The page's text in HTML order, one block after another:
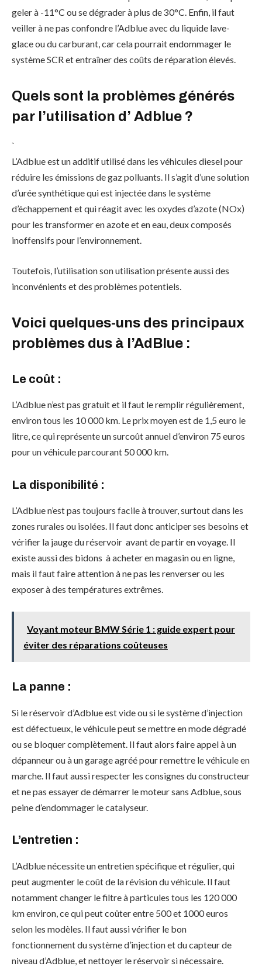
geler à -11°C ou se dégrader à plus de 30°C. Enfin, il faut
veiller à ne pas confondre l’Adblue avec du liquide lave-
glace ou du carburant, car cela pourrait endommager le
système SCR et entraîner des coûts de réparation élevés.
Quels sont la problèmes générés
par l’utilisation d’ Adblue ?
`
L’Adblue est un additif utilisé dans les véhicules diesel pour
réduire les émissions de gaz polluants. Il s’agit d’une solution
d’urée synthétique qui est injectée dans le système
d’échappement et qui réagit avec les oxydes d’azote (NOx)
pour les transformer en azote et en eau, deux composés
inoffensifs pour l’environnement.
Toutefois, l’utilisation son utilisation présente aussi des
inconvénients et des problèmes potentiels.
Voici quelques-uns des principaux
problèmes dus à l’AdBlue :
Le coût :
L’Adblue n’est pas gratuit et il faut le remplir régulièrement,
environ tous les 10 000 km. Le prix moyen est de 1,5 euro le
litre, ce qui représente un surcoût annuel d’environ 75 euros
pour un véhicule parcourant 50 000 km.
La disponibilité :
L’Adblue n’est pas toujours facile à trouver, surtout dans les
zones rurales ou isolées. Il faut donc anticiper ses besoins et
vérifier la jauge du réservoir avant de partir en voyage. Il
existe aussi des bidons à acheter en magasin ou en ligne,
mais il faut faire attention à ne pas les renverser ou les
exposer à des températures extrêmes.
Voyant moteur BMW Série 1 : guide expert pour
éviter des réparations coûteuses
La panne :
Si le réservoir d’Adblue est vide ou si le système d’injection
est défectueux, le véhicule peut se mettre en mode dégradé
ou se bloquer complètement. Il faut alors faire appel à un
dépanneur ou à un garage agréé pour remettre le véhicule en
marche. Il faut aussi respecter les consignes du constructeur
et ne pas essayer de démarrer le moteur sans Adblue, sous
peine d’endommager le catalyseur.
L’entretien :
L’Adblue nécessite un entretien spécifique et régulier, qui
peut augmenter le coût de la révision du véhicule. Il faut
notamment changer le filtre à particules tous les 120 000
km environ, ce qui peut coûter entre 500 et 1000 euros
selon les modèles. Il faut aussi vérifier le bon
fonctionnement du système d’injection et du capteur de
niveau d’Adblue, et nettoyer le réservoir si nécessaire.